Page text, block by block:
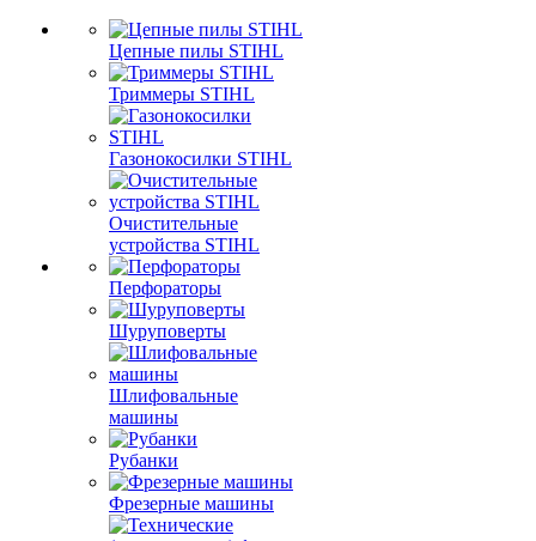
Цепные пилы STIHL
Триммеры STIHL
Газонокосилки STIHL
Очистительные
устройства STIHL
Перфораторы
Шуруповерты
Шлифовальные
машины
Рубанки
Фрезерные машины